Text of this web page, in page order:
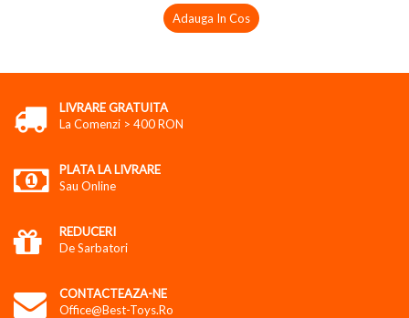
Adauga In Cos
LIVRARE GRATUITA
La Comenzi > 400 RON
PLATA LA LIVRARE
Sau Online
REDUCERI
De Sarbatori
CONTACTEAZA-NE
Office@best-Toys.ro